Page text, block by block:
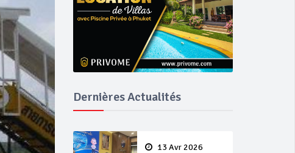
Dernières Actualités
13 Avr 2026